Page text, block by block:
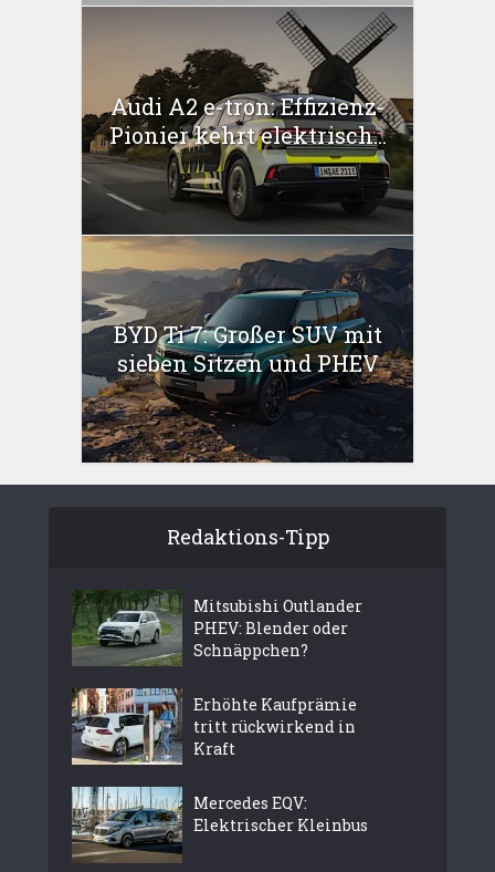
Audi A2 e-tron: Effizienz-
Pionier kehrt elektrisch...
BYD Ti 7: Großer SUV mit
sieben Sitzen und PHEV
Redaktions-Tipp
Mitsubishi Outlander
PHEV: Blender oder
Schnäppchen?
Erhöhte Kaufprämie
tritt rückwirkend in
Kraft
Mercedes EQV:
Elektrischer Kleinbus